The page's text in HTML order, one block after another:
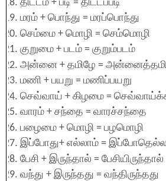
திட்டம் + படி = திட்டப்படி
மரம் + பொந்து = மரப்பொந்து
செம்மை + மொழி = செம்மொழி
குறுமை + படம் = குறும்படம்
அன்னை + தமிழே =
மணி + பயறு = மணிப்பயறு
செவ்வாய் + கிழமை =
வாரம் + சந்தை = வாரச்சந்தை
பழைமை + மொழி = பழமொழி
இப்போது+ எல்லாம் =
பேசி + இருந்தால் = பேசியிருந்தால்
வந்து + இருந்தது = வந்திருந்தது